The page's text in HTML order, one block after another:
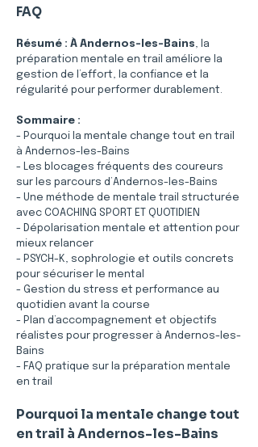
FAQ
Résumé : À Andernos-les-Bains, la
préparation mentale en trail améliore la
gestion de l’effort, la confiance et la
régularité pour performer durablement.
Sommaire :
- Pourquoi la mentale change tout en trail
à Andernos-les-Bains
- Les blocages fréquents des coureurs
sur les parcours d’Andernos-les-Bains
- Une méthode de mentale trail structurée
avec COACHING SPORT ET QUOTIDIEN
- Dépolarisation mentale et attention pour
mieux relancer
- PSYCH-K, sophrologie et outils concrets
pour sécuriser le mental
- Gestion du stress et performance au
quotidien avant la course
- Plan d’accompagnement et objectifs
réalistes pour progresser à Andernos-les-
Bains
- FAQ pratique sur la préparation mentale
en trail
Pourquoi la mentale change tout
en trail à Andernos-les-Bains